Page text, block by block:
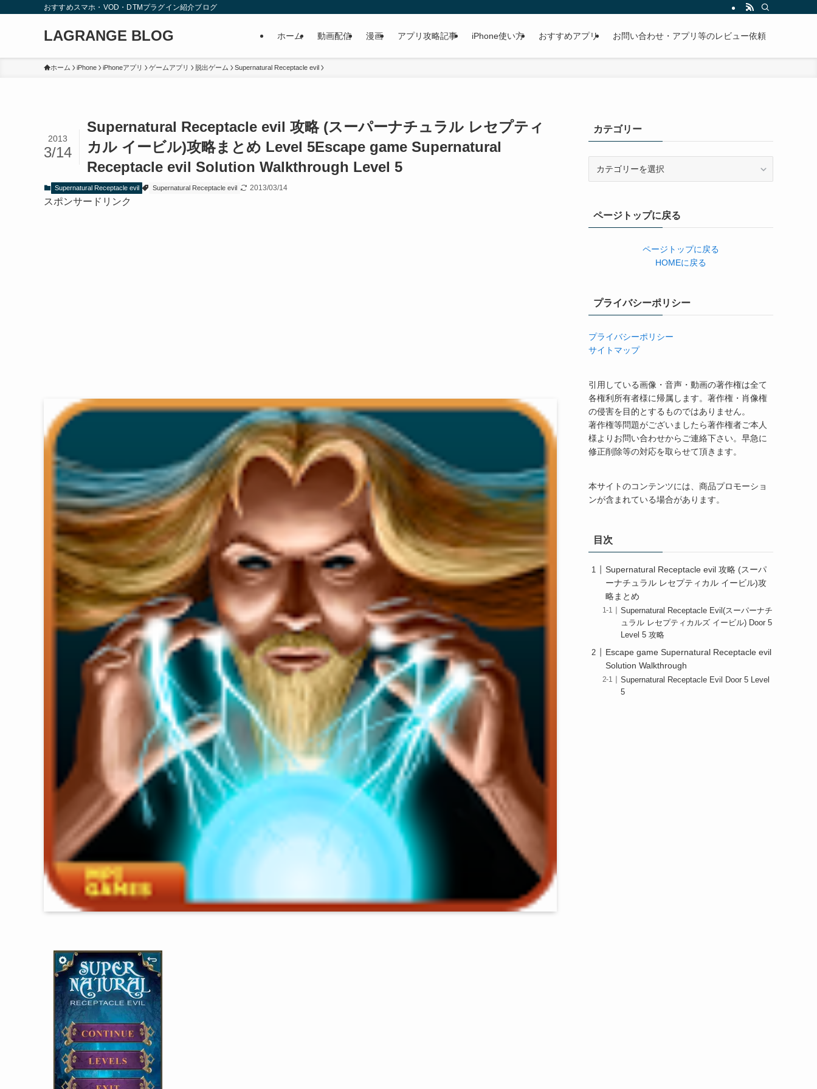
おすすめスマホ・VOD・DTMプラグイン紹介ブログ
LAGRANGE BLOG ホーム 動画配信 漫画 アプリ攻略記事 iPhone使い方 おすすめアプリ お問い合わせ・アプリ等のレビュー依頼
ホーム iPhone iPhoneアプリ ゲームアプリ 脱出ゲーム Supernatural Receptacle evil
Supernatural Receptacle evil 攻略 (スーパーナチュラル レセプティ
カル イービル)攻略まとめ Level 5Escape game Supernatural
Receptacle evil Solution Walkthrough Level 5
2013
3/14
Supernatural Receptacle evil Supernatural Receptacle evil 2013/03/14
スポンサードリンク
カテゴリー
ーページトップに戻る
ページトップに戻る
HOMEに戻る
プライバシーポリシー
プライバシーポリシー
サイトマップ
引用している画像・音声・動画の著作権は全て
各権利所有者様に帰属します。著作権・肖像権
の侵害を目的とするものではありません。
著作権等問題がございましたら著作権者ご本人
様よりお問い合わせからご連絡下さい。早急に
修正削除等の対応を取らせて頂きます。
本サイトのコンテンツには、商品プロモーショ
ンが含まれている場合があります。
目次
Supernatural Receptacle evil 攻略 (スーパ
ーナチュラル レセプティカル イービル)攻
略まとめ
Supernatural Receptacle Evil(スーパーナチ
ュラル レセプティカルズ イービル) Door 5
Level 5 攻略
Escape game Supernatural Receptacle evil
Solution Walkthrough
Supernatural Receptacle Evil Door 5 Level
5